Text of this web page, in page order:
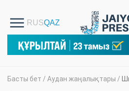
Басты бет / Аудан жаңалықтары /